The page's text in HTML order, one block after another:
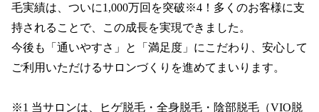
毛実績は、ついに1,000万回を突破※4！多くのお客様に支
持されることで、この成長を実現できました。
今後も「通いやすさ」と「満足度」にこだわり、安心して
ご利用いただけるサロンづくりを進めてまいります。
※1 当サロンは、ヒゲ脱毛・全身脱毛・陰部脱毛（VIO脱